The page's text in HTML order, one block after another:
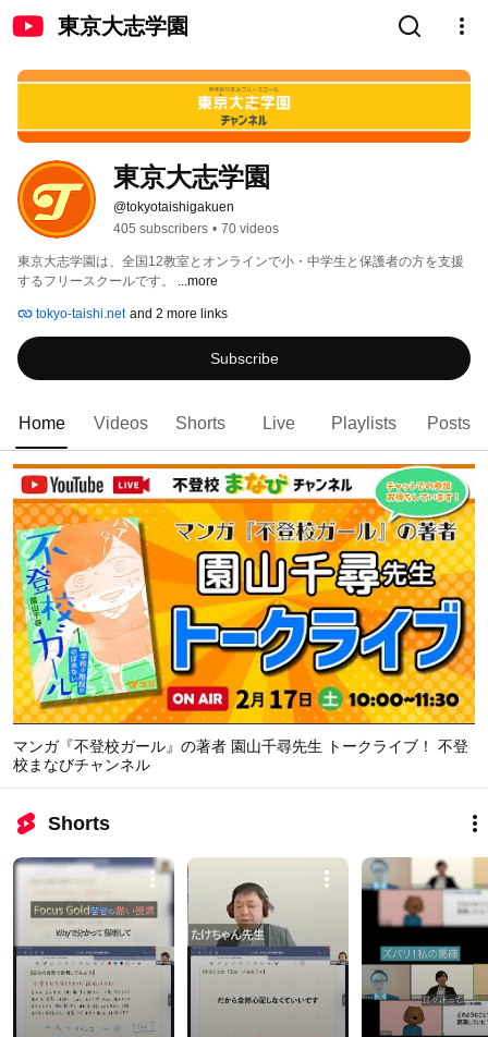
東京大志学園
東京大志学園
@tokyotaishigakuen
405 subscribers • 70 videos
東京大志学園は、全国12教室とオンラインで小・中学生と保護者の方を支援
するフリースクールです。 ...more
tokyo-taishi.net and 2 more links
Subscribe
Home Videos Shorts Live Playlists Posts
マンガ『不登校ガール』の著者 園山千尋先生 トークライブ！ 不登
校まなびチャンネル
Shorts